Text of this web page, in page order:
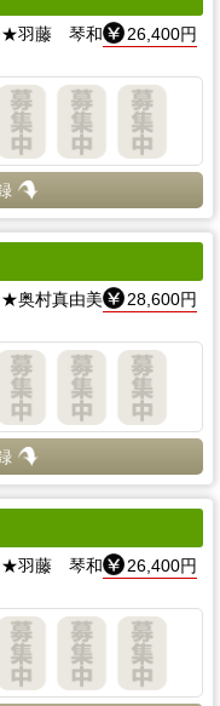
★羽藤 琴和
26,400円
★奥村真由美
28,600円
★羽藤 琴和
26,400円